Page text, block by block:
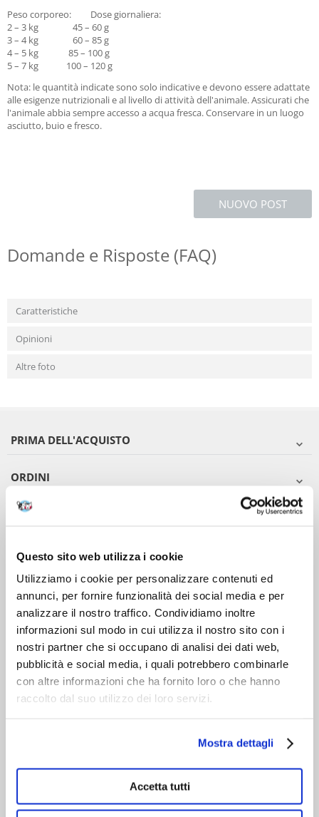
Questo sito web utilizza i cookie
Utilizziamo i cookie per personalizzare contenuti ed
annunci, per fornire funzionalità dei social media e per
analizzare il nostro traffico. Condividiamo inoltre
informazioni sul modo in cui utilizza il nostro sito con i
nostri partner che si occupano di analisi dei dati web,
pubblicità e social media, i quali potrebbero combinarle
con altre informazioni che ha fornito loro o che hanno
raccolto dal suo utilizzo dei loro servizi.
Mostra dettagli
Accetta tutti
Peso corporeo: Dose giornaliera:
2 – 3 kg 45 – 60 g
3 – 4 kg 60 – 85 g
4 – 5 kg 85 – 100 g
5 – 7 kg 100 – 120 g
Nota: le quantità indicate sono solo indicative e devono essere adattate
alle esigenze nutrizionali e al livello di attività dell'animale. Assicurati che
l'animale abbia sempre accesso a acqua fresca. Conservare in un luogo
asciutto, buio e fresco.
NUOVO POST
Domande e Risposte (FAQ)
Caratteristiche
Opinioni
Altre foto
PRIMA DELL'ACQUISTO
ORDINI
DOPO L'ACQUISTO
VIENI A CONOSCERCI